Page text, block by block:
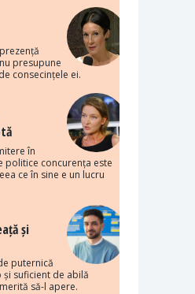
presupune
consecințele ei.
în
politice concurența este
ce în sine e un lucru
și
puternică
suficient de abilă
să-l apere.